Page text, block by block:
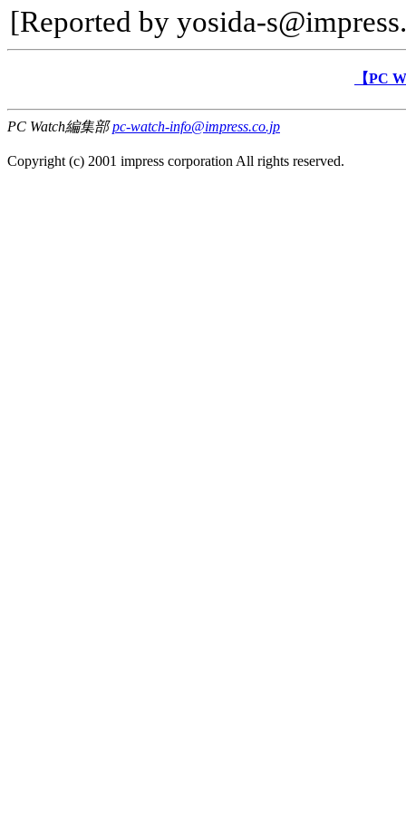
[Reported by yosida-
【PC
PC Watch編集部pc-watch-info@impress.co.jp
Copyright (c) 2001 impress corporation All rights reserved.